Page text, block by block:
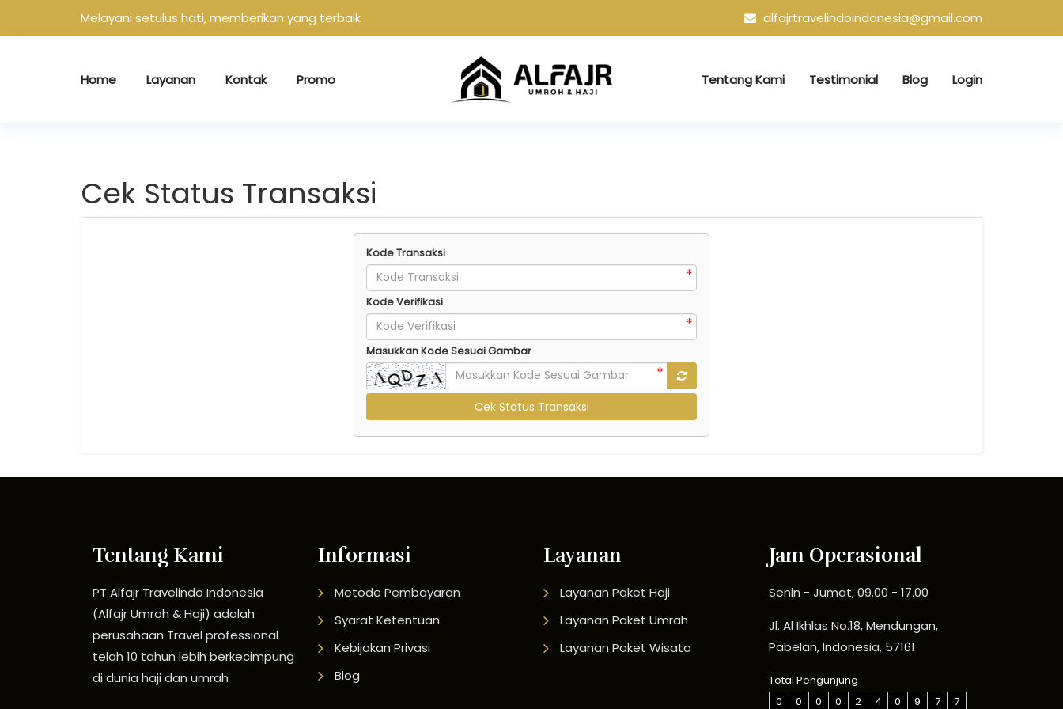
Melayani setulus hati, memberikan yang terbaik alfajrtravelindoindonesia@gmail.com
Home Layanan Kontak Promo Tentang Kami Testimonial Blog Login
Cek Status Transaksi
Kode Transaksi
Kode Verifikasi
Masukkan Kode Sesuai Gambar
Cek Status Transaksi
Tentang Kami
PT Alfajr Travelindo Indonesia
(Alfajr Umroh & Haji) adalah
perusahaan Travel professional
telah 10 tahun lebih berkecimpung
di dunia haji dan umrah
Informasi
Metode Pembayaran
Syarat Ketentuan
Kebijakan Privasi
Blog
Layanan
Layanan Paket Haji
Layanan Paket Umrah
Layanan Paket Wisata
Jam Operasional
Senin - Jumat, 09.00 - 17.00
Jl. Al Ikhlas No.18, Mendungan,
Pabelan, Indonesia, 57161
Total Pengunjung
0
0 0 0 2 4 0 9 7 7